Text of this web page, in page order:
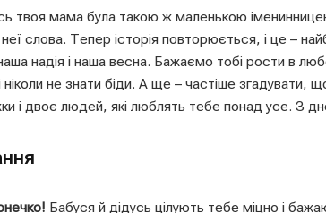
твоя мама була такою ж маленькою
слова. Тепер історія повторюється, і це –
надія і наша весна. Бажаємо тобі рости в
не знати біди. А ще – частіше згадувати,
і двоє людей, які люблять тебе понад усе. З
Бабуся й дідусь цілують тебе міцно і